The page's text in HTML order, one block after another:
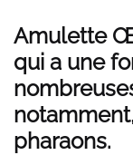
Amulette
qui a une
pharaons.